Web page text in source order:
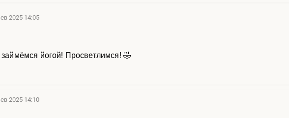
2025 14:05
йогой! Просветлимся! 🤣
2025 14:10